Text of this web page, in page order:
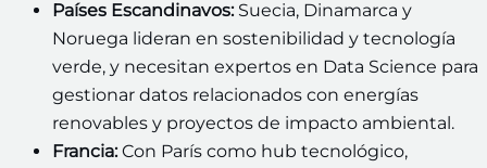
Países Escandinavos:Suecia, Dinamarca y
Noruega lideran en sostenibilidad y tecnología
verde, y necesitan expertos en Data Science para
gestionar datos relacionados con energías
renovables y proyectos de impacto ambiental.
Francia:Con París como hub tecnológico,